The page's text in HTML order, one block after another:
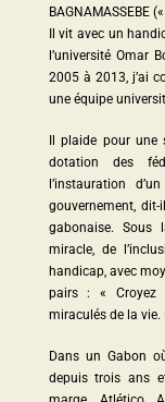
BAGNAMASSEBE
Il vit avec un
l’université Omar
2005 à 2013, j’ai
une équipe
Il plaide pour
dotation des
l’instauration
gouvernement,
gabonaise. Sous
miracle, de
handicap, avec
pairs : « Croyez
miraculés de la vie.
Dans un Gabon
depuis trois ans